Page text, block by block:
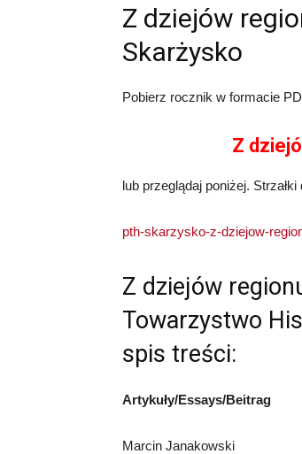
Z dziejów
Skarżysko
Pobierz rocznik w formacie
Z
lub przeglądaj poniżej.
pth-skarzysko-z-dziejow-
Z dziejów
Towarzystwo
spis treści:
Artykuły/Essays/Beitrag
Marcin Janakowski